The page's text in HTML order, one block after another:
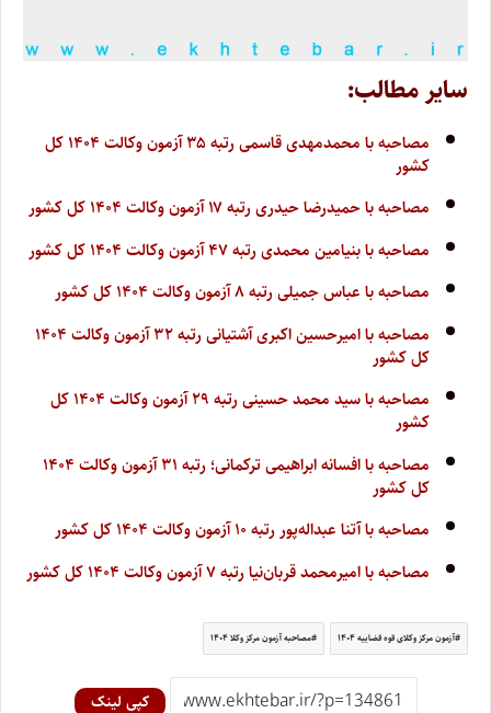
سایر مطالب:
مصاحبه با محمدمهدی قاسمی رتبه ۳۵ آزمون وکالت ۱۴۰۴ کل
کشور
مصاحبه با حمیدرضا حیدری رتبه ۱۷ آزمون وکالت ۱۴۰۴ کل کشور
مصاحبه با بنیامین محمدی رتبه ۴۷ آزمون وکالت ۱۴۰۴ کل کشور
مصاحبه با عباس جمیلی رتبه ۸ آزمون وکالت ۱۴۰۴ کل کشور
مصاحبه با امیرحسین اکبری آشتیانی رتبه ۳۲ آزمون وکالت ۱۴۰۴
کل کشور
مصاحبه با سید محمد حسینی رتبه ۲۹ آزمون وکالت ۱۴۰۴ کل
کشور
مصاحبه با افسانه ابراهیمی ترکمانی؛ رتبه ۳۱ آزمون وکالت ۱۴۰۴
کل کشور
مصاحبه با آتنا عبداله‌پور رتبه ۱۰ آزمون وکالت ۱۴۰۴ کل کشور
مصاحبه با امیرمحمد قربان‌نیا رتبه ۷ آزمون وکالت ۱۴۰۴ کل کشور
آزمون مرکز وکلای قوه قضاییه ۱۴۰۴ مصاحبه آزمون مرکز وکلا ۱۴۰۴
کپی لینک